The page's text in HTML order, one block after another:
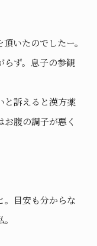
いたのでしたー。
らず。息子の参観
と訴えると漢方薬
腹の調子が悪く
。目安も分からな